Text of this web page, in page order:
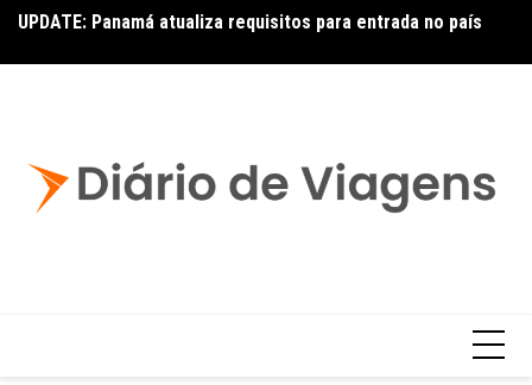
UPDATE: Panamá atualiza requisitos para entrada no país